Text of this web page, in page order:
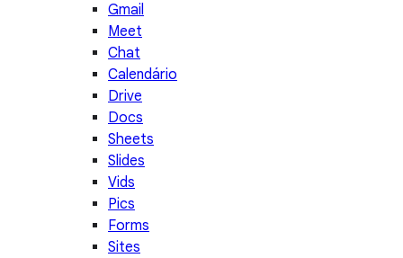
Gmail
Meet
Chat
Calendário
Drive
Docs
Sheets
Slides
Vids
Pics
Forms
Sites